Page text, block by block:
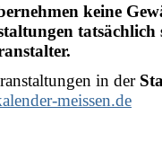
keine
in der
meissen.de